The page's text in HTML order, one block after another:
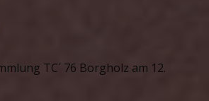
TC´ 76 Borgholz am 12.